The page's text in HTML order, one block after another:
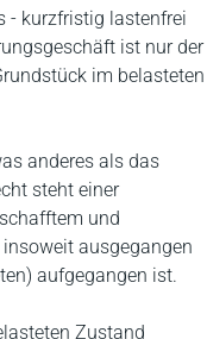
- kurzfristig lastenfrei
ist nur der
im belasteten
anderes als das
steht einer
und
ausgegangen
aufgegangen ist.
Zustand